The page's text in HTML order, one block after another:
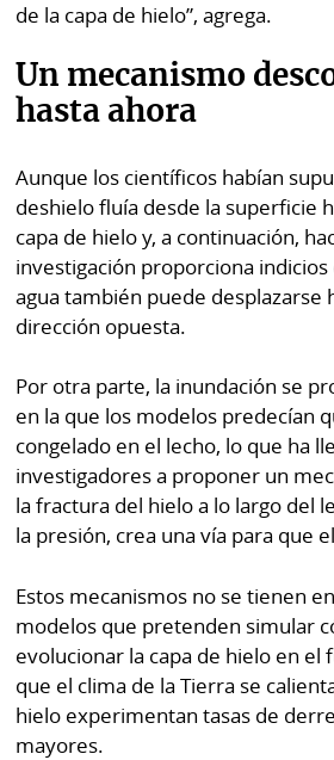
de la capa de hielo”, agrega.
Un mecanismo
hasta ahora
Aunque los científicos habían
deshielo fluía desde la superficie
capa de hielo y, a continuación,
investigación proporciona indicios
agua también puede desplazarse
dirección opuesta.
Por otra parte, la inundación se
en la que los modelos predecían
congelado en el lecho, lo que ha
investigadores a proponer un
la fractura del hielo a lo largo del
la presión, crea una vía para que
Estos mecanismos no se tienen
modelos que pretenden simular
evolucionar la capa de hielo en el
que el clima de la Tierra se
hielo experimentan tasas de
mayores.